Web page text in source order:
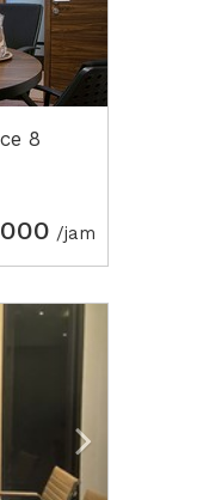
8
/jam
Next2